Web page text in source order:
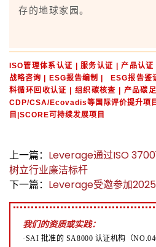
存的地球家园。
ISO管理体系认证 | 服务认证 | 产品认
战略咨询 | ESG报告编制 | ESG报告
料循环回收认证 | 组织碳核查 | 产品碳
CDP/CSA/Ecovadis等国际评价提升项
目|SCORE可持续发展项目
上一篇： Leverage通过ISO
树立行业廉洁标杆
下一篇： Leverage受邀参加
我们的资质或实践：
·SAI 批准的 SA8000 认证机构（